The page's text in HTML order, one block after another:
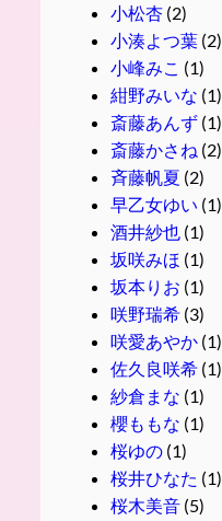
小松杏(2)
小湊よつ葉(2)
小峰みこ (1)
紺野みいな (1)
斎藤あんず(1)
斎藤かさね (2)
斉藤帆夏 (2)
早乙女ゆい (1)
酒井紗也 (1)
坂咲みほ (1)
坂本りお (1)
咲野瑞希(3)
咲愛あやか(1)
佐久良咲希(1)
紗倉まな (1)
櫻ももな (1)
桜ゆの(1)
桜井ひなた (1)
桜木美音(5)